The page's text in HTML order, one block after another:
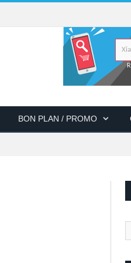
BON PLAN / PROMO